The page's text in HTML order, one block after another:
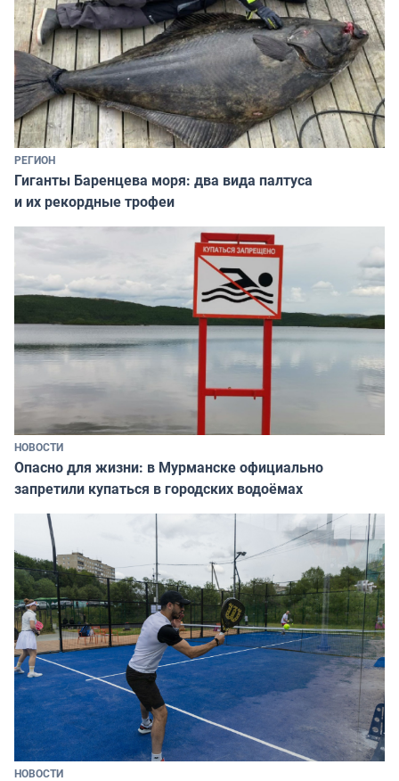
РЕГИОН
Гиганты Баренцева моря: два вида палтуса
и их рекордные трофеи
НОВОСТИ
Опасно для жизни: в Мурманске официально
запретили купаться в городских водоёмах
НОВОСТИ